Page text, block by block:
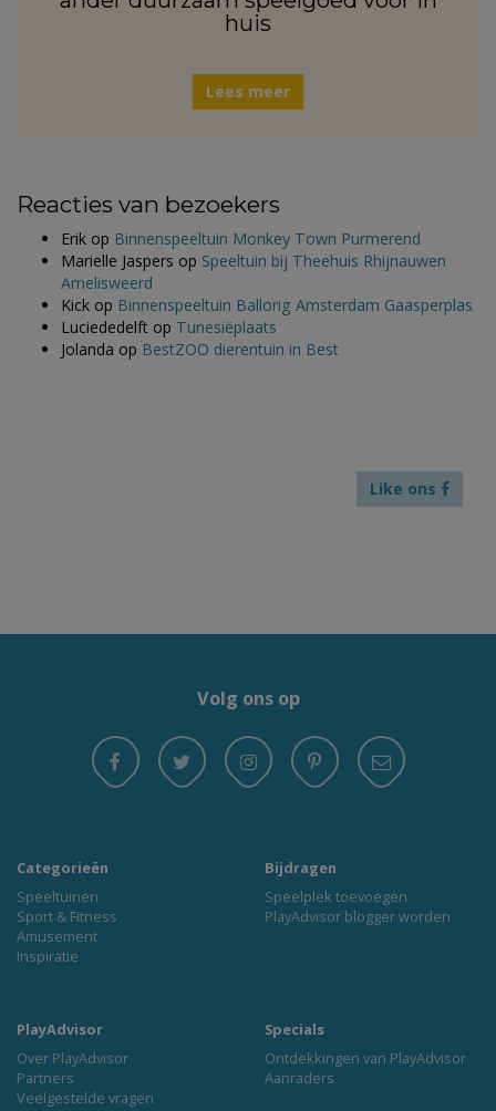
huis
Lees meer
Reacties van bezoekers
Erik op Binnenspeeltuin Monkey Town Purmerend
Marielle Jaspers op Speeltuin bij Theehuis Rhijnauwen
Amelisweerd
Kick op Binnenspeeltuin Ballorig Amsterdam Gaasperplas
Luciededelft op Tunesiëplaats
Jolanda op BestZOO dierentuin in Best
Like ons
Volg ons op
Categorieën
Speeltuinen
Sport & Fitness
Amusement
Inspiratie
Bijdragen
Speelplek toevoegen
PlayAdvisor blogger worden
PlayAdvisor
Over PlayAdvisor
Partners
Veelgestelde vragen
Specials
Ontdekkingen van PlayAdvisor
Aanraders